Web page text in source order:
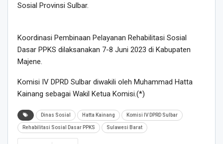
Sosial Provinsi Sulbar.
Koordinasi Pembinaan Pelayanan Rehabilitasi Sosial
Dasar PPKS dilaksanakan 7-8 Juni 2023 di Kabupaten
Majene.
Komisi IV DPRD Sulbar diwakili oleh Muhammad Hatta
Kainang sebagai Wakil Ketua Komisi.(*)
Dinas Sosial Hatta Kainang Komisi IV DPRD Sulbar
Rehabilitasi Sosial Dasar PPKS Sulawesi Barat